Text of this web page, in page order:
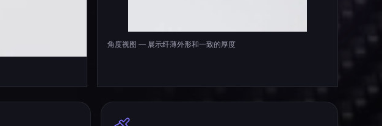
角度视图 — 展示纤薄外形和一致的厚度